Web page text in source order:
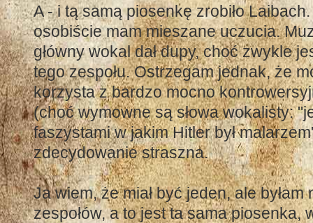
A - i tą samą piosenkę zrobiło
osobiście mam mieszane uczucia.
główny wokal dał dupy, choć zwykle
tego zespołu. Ostrzegam jednak, że
korzysta z bardzo mocno
(choć wymowne są słowa wokalisty:
faszystami w jakim Hitler był
zdecydowanie straszna.
Ja wiem, że miał być jeden, ale
zespołów, a to jest ta sama piosenka,